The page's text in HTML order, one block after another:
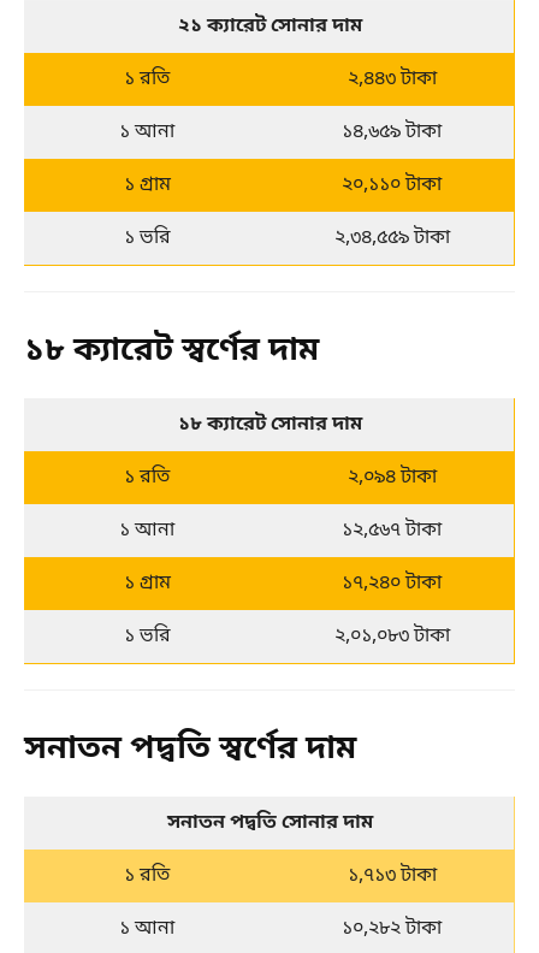
২১ ক্যারেট সোনার দাম
১ রতি
২,৪৪৩ টাকা
১ আনা
১৪,৬৫৯ টাকা
১ গ্রাম
২০,১১০ টাকা
১ ভরি
২,৩৪,৫৫৯ টাকা
১৮ ক্যারেট স্বর্ণের দাম
১৮ ক্যারেট সোনার দাম
১ রতি
২,০৯৪ টাকা
১ আনা
১২,৫৬৭ টাকা
১ গ্রাম
১৭,২৪০ টাকা
১ ভরি
২,০১,০৮৩ টাকা
সনাতন পদ্বতি স্বর্ণের দাম
সনাতন পদ্বতি সোনার দাম
১ রতি
১,৭১৩ টাকা
১ আনা
১০,২৮২ টাকা